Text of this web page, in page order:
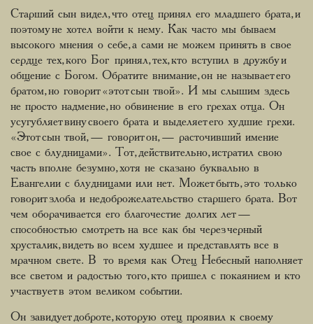
Старший сын видел, что отец принял его младшего брата, и
поэтому не хотел войти к нему. Как часто мы бываем
высокого мнения о себе, а сами не можем принять в свое
сердце тех, кого Бог принял, тех, кто вступил в дружбу и
общение с Богом. Обратите внимание, он не называет его
братом, но говорит «этот сын твой». И мы слышим здесь
не просто надмение, но обвинение в его грехах отца. Он
усугубляет вину своего брата и выделяет его худшие грехи.
«Этот сын твой, — говорит он, — расточивший имение
свое с блудницами». Тот, действительно, истратил свою
часть вполне безумно, хотя не сказано буквально в
Евангелии с блудницами или нет. Может быть, это только
говорит злоба и недоброжелательство старшего брата. Вот
чем оборачивается его благочестие долгих лет —
способностью смотреть на все как бы через черный
хрусталик, видеть во всем худшее и представлять все в
мрачном свете. В то время как Отец Небесный наполняет
все светом и радостью того, кто пришел с покаянием и кто
участвует в этом великом событии.
Он завидует доброте, которую отец проявил к своему